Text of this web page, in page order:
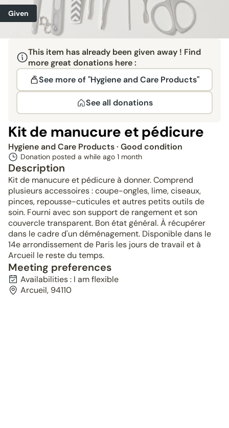
Given
This item has already been given away ! Find
more great donations here :
See more of "Hygiene and Care Products"
See all donations
Kit de manucure et pédicure
Hygiene and Care Products· Good condition
Donation posted a while ago 1 month
Description
Kit de manucure et pédicure à donner. Comprend
plusieurs accessoires : coupe-ongles, lime, ciseaux,
pinces, repousse-cuticules et autres petits outils de
soin. Fourni avec son support de rangement et son
couvercle transparent. Bon état général. À récupérer
dans le cadre d'un déménagement. Disponible dans le
14e arrondissement de Paris les jours de travail et à
Arcueil le reste du temps.
Meeting preferences
Availabilities : I am flexible
Arcueil, 94110